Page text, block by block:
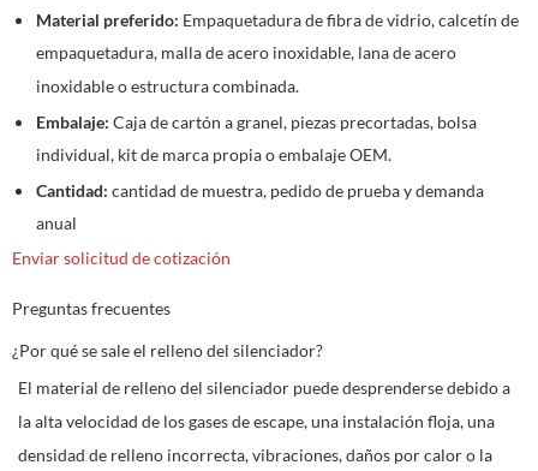
Material preferido: Empaquetadura de fibra de vidrio, calcetín de
empaquetadura, malla de acero inoxidable, lana de acero
inoxidable o estructura combinada.
Embalaje: Caja de cartón a granel, piezas precortadas, bolsa
individual, kit de marca propia o embalaje OEM.
Cantidad: cantidad de muestra, pedido de prueba y demanda
anual
Enviar solicitud de cotización
Preguntas frecuentes
¿Por qué se sale el relleno del silenciador?
El material de relleno del silenciador puede desprenderse debido a
la alta velocidad de los gases de escape, una instalación floja, una
densidad de relleno incorrecta, vibraciones, daños por calor o la